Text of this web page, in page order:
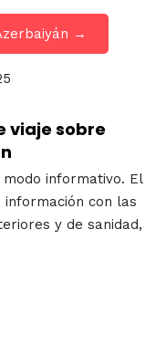
→
viaje sobre
informativo. El
con las
y de sanidad,